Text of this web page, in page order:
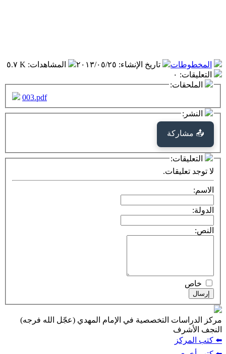
المخطوطات تاريخ الإنشاء: ٢٠١٣/٠٥/٢٥ المشاهدات: ٥.٧ K
التعليقات: ٠
الملحقات:
003.pdf
النشر:
📤 مشاركة
التعليقات:
لا توجد تعليقات.
الاسم:
الدولة:
النص:
خاص
إرسال
مركز الدراسات التخصصية في الإمام المهدي (عجّل الله فرجه)
النجف الأشرف
⬅️ كتب المركز